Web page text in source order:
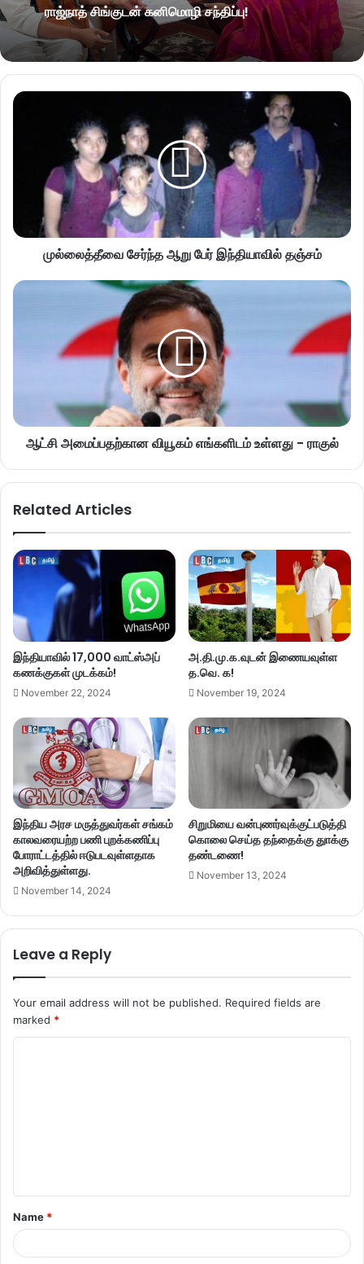
ராஜ்நாத் சிங்குடன் கனிமொழி சந்திப்பு!
முல்லைத்தீவை சேர்ந்த ஆறு பேர் இந்தியாவில் தஞ்சம்
ஆட்சி அமைப்பதற்கான வியூகம் எங்களிடம் உள்ளது - ராகுல்
Related Articles
இந்தியாவில் 17,000 வாட்ஸ்அப்
கணக்குகள் முடக்கம்!
November 22, 2024
அ.தி.மு.க.வுடன் இணையவுள்ள
த.வெ. க!
November 19, 2024
இந்திய அரச மருத்துவர்கள் சங்கம்
காலவரையற்ற பணி புறக்கணிப்பு
போராட்டத்தில் ஈடுபடவுள்ளதாக
அறிவித்துள்ளது.
November 14, 2024
சிறுமியை வன்புணர்வுக்குட்படுத்தி
கொலை செய்த தந்தைக்கு துாக்கு
தண்டணை!
November 13, 2024
Leave a Reply
Your email address will not be published. Required fields are
marked *
t
*
Name *